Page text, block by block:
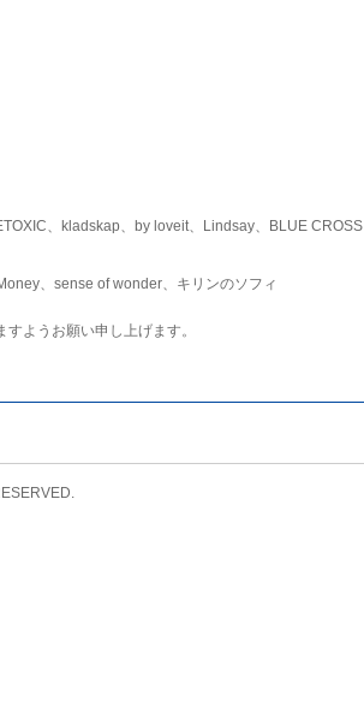
、kladskap、by loveit、Lindsay、BLUE CROSS
、sense of wonder、キリンのソフィ
ようお願い申し上げます。